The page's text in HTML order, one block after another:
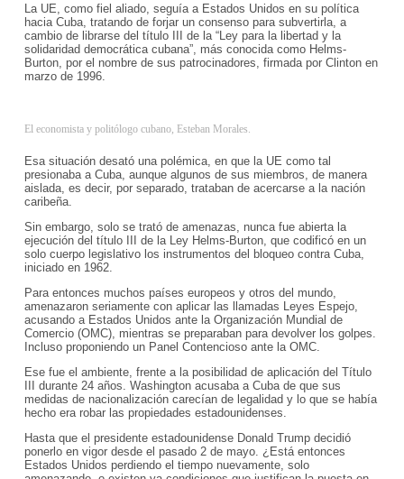
La UE, como fiel aliado, seguía a Estados Unidos en su política
hacia Cuba, tratando de forjar un consenso para subvertirla, a
cambio de librarse del título III de la “Ley para la libertad y la
solidaridad democrática cubana”, más conocida como Helms-
Burton, por el nombre de sus patrocinadores, firmada por Clinton en
marzo de 1996.
El economista y politólogo cubano, Esteban Morales.
Esa situación desató una polémica, en que la UE como tal
presionaba a Cuba, aunque algunos de sus miembros, de manera
aislada, es decir, por separado, trataban de acercarse a la nación
caribeña.
Sin embargo, solo se trató de amenazas, nunca fue abierta la
ejecución del título III de la Ley Helms-Burton, que codificó en un
solo cuerpo legislativo los instrumentos del bloqueo contra Cuba,
iniciado en 1962.
Para entonces muchos países europeos y otros del mundo,
amenazaron seriamente con aplicar las llamadas Leyes Espejo,
acusando a Estados Unidos ante la Organización Mundial de
Comercio (OMC), mientras se preparaban para devolver los golpes.
Incluso proponiendo un Panel Contencioso ante la OMC.
Ese fue el ambiente, frente a la posibilidad de aplicación del Título
III durante 24 años. Washington acusaba a Cuba de que sus
medidas de nacionalización carecían de legalidad y lo que se había
hecho era robar las propiedades estadounidenses.
Hasta que el presidente estadounidense Donald Trump decidió
ponerlo en vigor desde el pasado 2 de mayo. ¿Está entonces
Estados Unidos perdiendo el tiempo nuevamente, solo